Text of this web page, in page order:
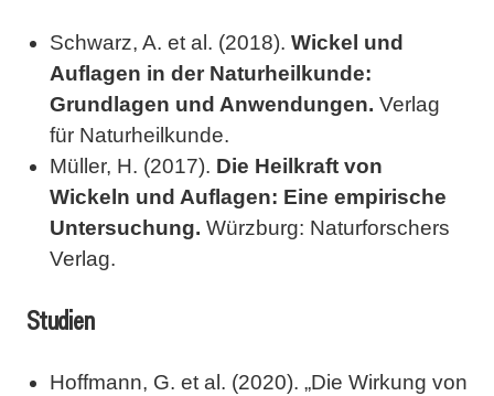
Schwarz, A. et al. (2018). Wickel und
Auflagen in der Naturheilkunde:
Grundlagen und Anwendungen. Verlag
für Naturheilkunde.
Müller, H. (2017). Die Heilkraft von
Wickeln und Auflagen: Eine empirische
Untersuchung. Würzburg: Naturforschers
Verlag.
Studien
Hoffmann, G. et al. (2020). „Die Wirkung von